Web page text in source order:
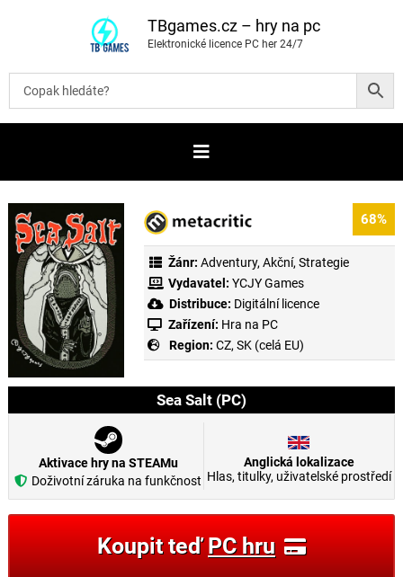
t
b
TBgames.cz – hry na pc
Elektronické licence PC her 24/7
68%
Žánr: Adventury, Akční, Strategie
Vydavatel: YCJY Games
Distribuce: Digitální licence
Zařízení: Hra na PC
Region: CZ, SK (celá EU)
Sea Salt (PC)
Aktivace hry na STEAMu
Doživotní záruka na funkčnost
Anglická lokalizace
Hlas, titulky, uživatelské prostředí
Koupit teďPC hru